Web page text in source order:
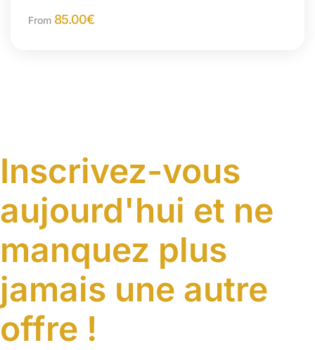
From 85.00€
Inscrivez-vous
aujourd'hui et ne
manquez plus
jamais une autre
offre !